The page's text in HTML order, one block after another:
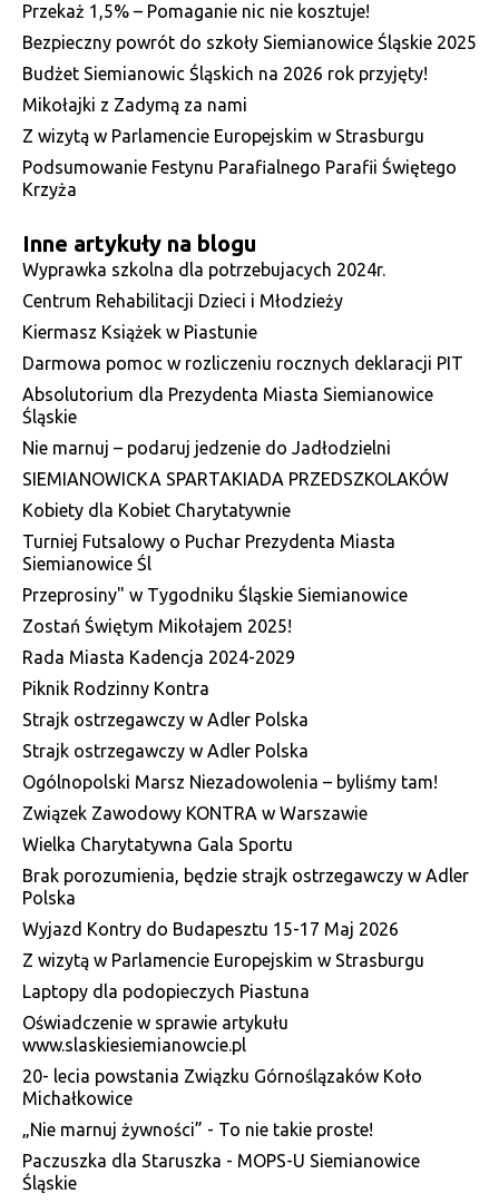
Przekaż 1,5% – Pomaganie nic nie kosztuje!
Bezpieczny powrót do szkoły Siemianowice Śląskie 2025
Budżet Siemianowic Śląskich na 2026 rok przyjęty!
Mikołajki z Zadymą za nami
Z wizytą w Parlamencie Europejskim w Strasburgu
Podsumowanie Festynu Parafialnego Parafii Świętego
Krzyża
Inne artykuły na blogu
Wyprawka szkolna dla potrzebujacych 2024r.
Centrum Rehabilitacji Dzieci i Młodzieży
Kiermasz Książek w Piastunie
Darmowa pomoc w rozliczeniu rocznych deklaracji PIT
Absolutorium dla Prezydenta Miasta Siemianowice
Śląskie
Nie marnuj – podaruj jedzenie do Jadłodzielni
SIEMIANOWICKA SPARTAKIADA PRZEDSZKOLAKÓW
Kobiety dla Kobiet Charytatywnie
Turniej Futsalowy o Puchar Prezydenta Miasta
Siemianowice Śl
Przeprosiny" w Tygodniku Śląskie Siemianowice
Zostań Świętym Mikołajem 2025!
Rada Miasta Kadencja 2024-2029
Piknik Rodzinny Kontra
Strajk ostrzegawczy w Adler Polska
Strajk ostrzegawczy w Adler Polska
Ogólnopolski Marsz Niezadowolenia – byliśmy tam!
Związek Zawodowy KONTRA w Warszawie
Wielka Charytatywna Gala Sportu
Brak porozumienia, będzie strajk ostrzegawczy w Adler
Polska
Wyjazd Kontry do Budapesztu 15-17 Maj 2026
Z wizytą w Parlamencie Europejskim w Strasburgu
Laptopy dla podopieczych Piastuna
Oświadczenie w sprawie artykułu
www.slaskiesiemianowcie.pl
20- lecia powstania Związku Górnoślązaków Koło
Michałkowice
„Nie marnuj żywności” - To nie takie proste!
Paczuszka dla Staruszka - MOPS-U Siemianowice
Śląskie